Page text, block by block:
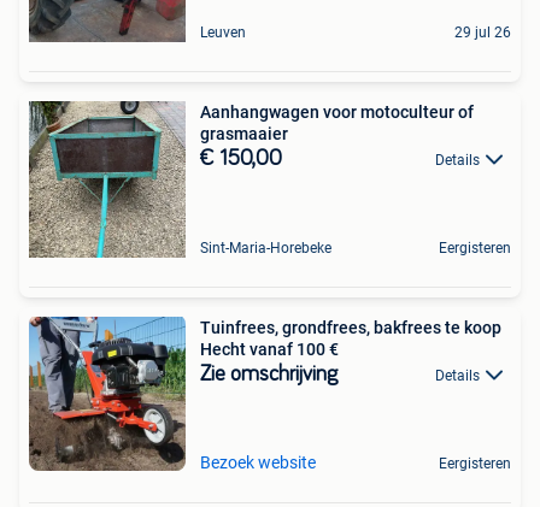
Leuven 29 jul 26
Aanhangwagen voor motoculteur of
grasmaaier
€ 150,00 Details
Sint-Maria-Horebeke Eergisteren
Tuinfrees, grondfrees, bakfrees te koop
Hecht vanaf 100 €
Zie omschrijving Details
Bezoek website Eergisteren